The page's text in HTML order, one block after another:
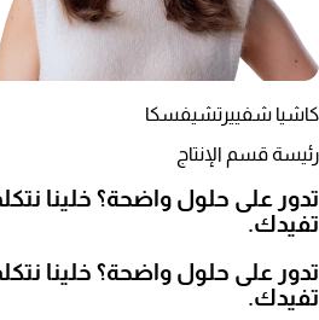
كاشيا شفييرتشيفسكا
رئيسة قسم الإنتاج
تدور على حلول واضحة؟ خلينا
تفيدك.
تدور على حلول واضحة؟ خلينا
تفيدك.